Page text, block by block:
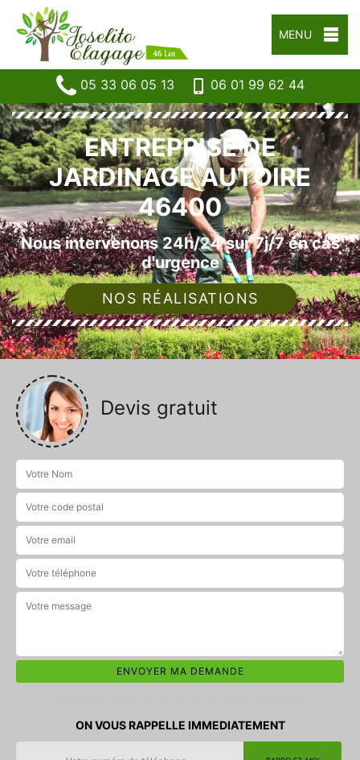
MENU
05 33 06 05 13 06 01 99 62 44
ENTREPRISE DE
JARDINAGE AUTOIRE
46400
Nous intervenons 24h/24 sur 7j/7 en cas
d'urgence
NOS RÉALISATIONS
Devis gratuit
ON VOUS RAPPELLE IMMEDIATEMENT